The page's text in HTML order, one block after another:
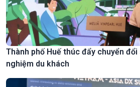
Thành phố Huế thúc đẩy chuyển
nghiệm du khách